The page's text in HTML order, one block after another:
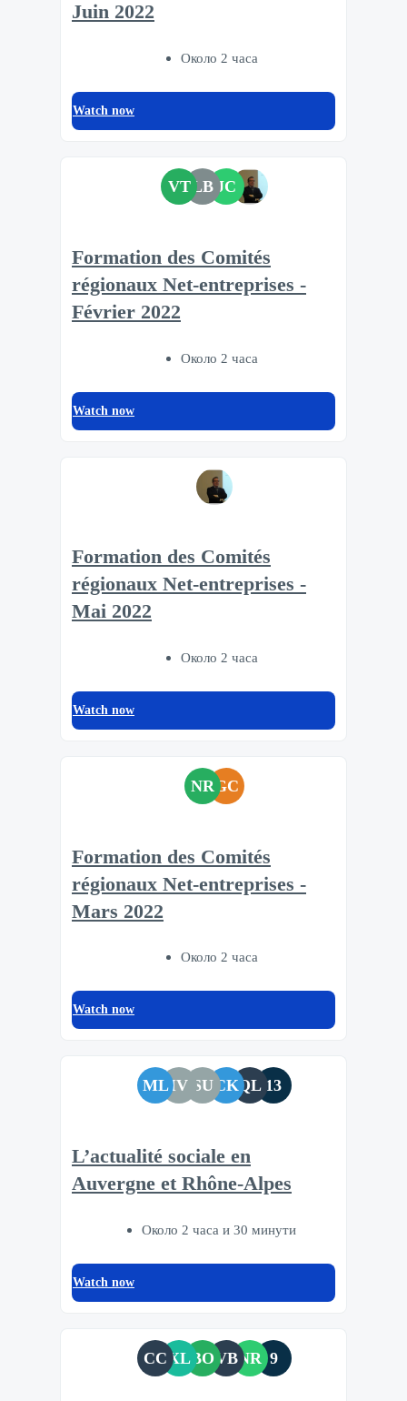
Juin 2022
Около 2 часа
Watch now
VT LB JC
Formation des Comités
régionaux Net-entreprises -
Février 2022
Около 2 часа
Watch now
Formation des Comités
régionaux Net-entreprises -
Mai 2022
Около 2 часа
Watch now
NRGC
Formation des Comités
régionaux Net-entreprises -
Mars 2022
Около 2 часа
Watch now
ML IV SU CKQL 13
L’actualité sociale en
Auvergne et Rhône-Alpes
Около 2 часа и 30 минути
Watch now
CC XL BO VB NR 9